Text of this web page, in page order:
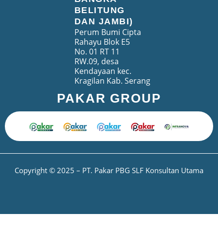
BELITUNG
DAN JAMBI)
Perum Bumi Cipta
Rahayu Blok E5
No. 01 RT 11
RW.09, desa
Kendayaan kec.
Kragilan Kab. Serang
PAKAR GROUP
Copyright © 2025 – PT. Pakar PBG SLF Konsultan Utama